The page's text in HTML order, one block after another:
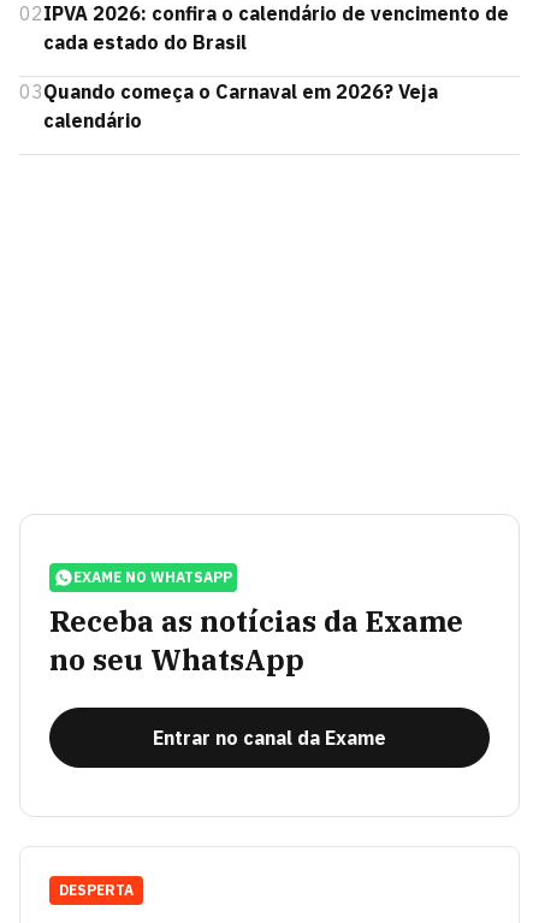
02IPVA 2026: confira o calendário de vencimento de
cada estado do Brasil
03Quando começa o Carnaval em 2026? Veja
calendário
EXAME NO WHATSAPP
Receba as notícias da Exame
no seu WhatsApp
Entrar no canal da Exame
DESPERTA